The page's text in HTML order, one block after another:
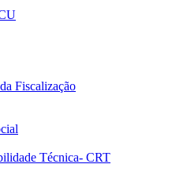
Fiscalização
Técnica- CRT